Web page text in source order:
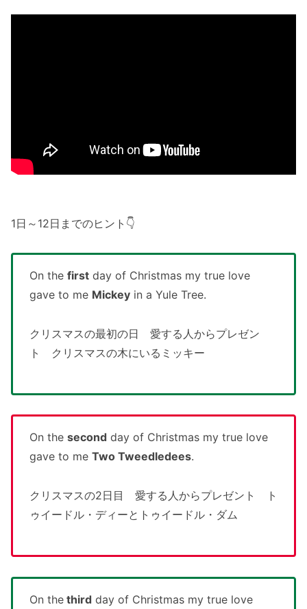
1日～12日までのヒント👇
On the first day of Christmas my true love
gave to me Mickey in a Yule Tree.
クリスマスの最初の日 愛する人からプレゼン
ト クリスマスの木にいるミッキー
On the second day of Christmas my true love
gave to me Two Tweedledees.
クリスマスの2日目 愛する人からプレゼント ト
ゥイードル・ディーとトゥイードル・ダム
On the third day of Christmas my true love